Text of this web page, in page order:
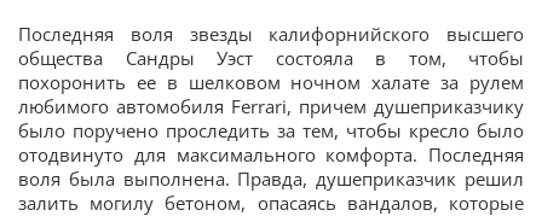
Последняя воля звезды калифорнийского высшего
общества Сандры Уэст состояла в том, чтобы
похоронить ее в шелковом ночном халате за рулем
любимого автомобиля Ferrari, причем душеприказчику
было поручено проследить за тем, чтобы кресло было
отодвинуто для максимального комфорта. Последняя
воля была выполнена. Правда, душеприказчик решил
залить могилу бетоном, опасаясь вандалов, которые